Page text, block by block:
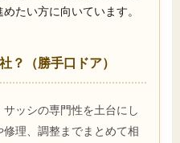
たい方に向いています。
？（勝手口ドア）
ッシの専門性を土台にし
理、調整までまとめて相